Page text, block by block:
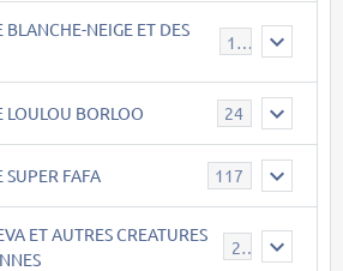
BLANCHE-NEIGE ET DES
17
LOULOU BORLOO 24
SUPER FAFA 117
ET AUTRES CREATURES
26